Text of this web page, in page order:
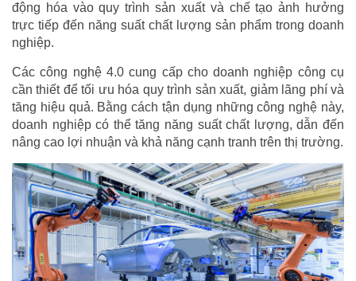
động hóa vào quy trình sản xuất và chế tạo ảnh hưởng
trực tiếp đến năng suất chất lượng sản phẩm trong doanh
nghiệp.
Các công nghệ 4.0 cung cấp cho doanh nghiệp công cụ
cần thiết để tối ưu hóa quy trình sản xuất, giảm lãng phí và
tăng hiệu quả. Bằng cách tận dụng những công nghệ này,
doanh nghiệp có thể tăng năng suất chất lượng, dẫn đến
nâng cao lợi nhuận và khả năng cạnh tranh trên thị trường.